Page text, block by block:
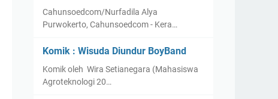
Cahunsoedcom/Nurfadila Alya
Purwokerto, Cahunsoedcom - Kera…
Komik : Wisuda Diundur BoyBand
Komik oleh Wira Setianegara (Mahasiswa
Agroteknologi 20…